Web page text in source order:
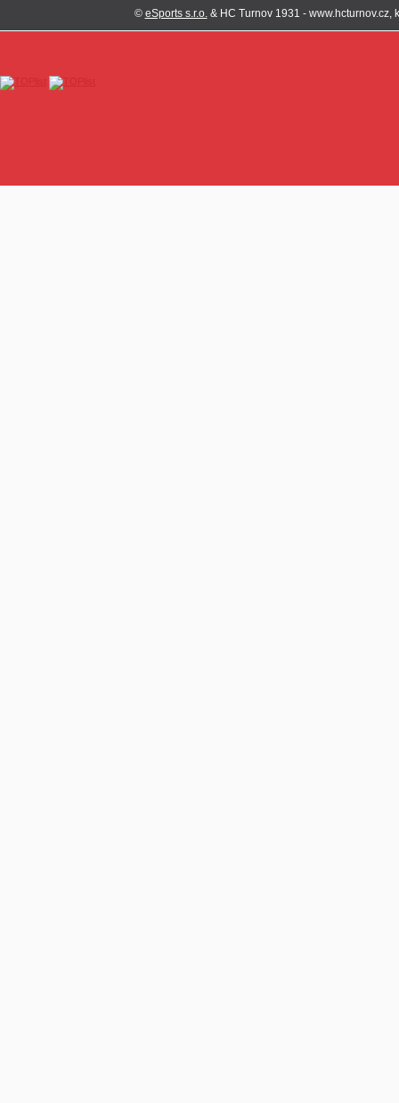
© eSports s.r.o.& HC Turnov 1931 -